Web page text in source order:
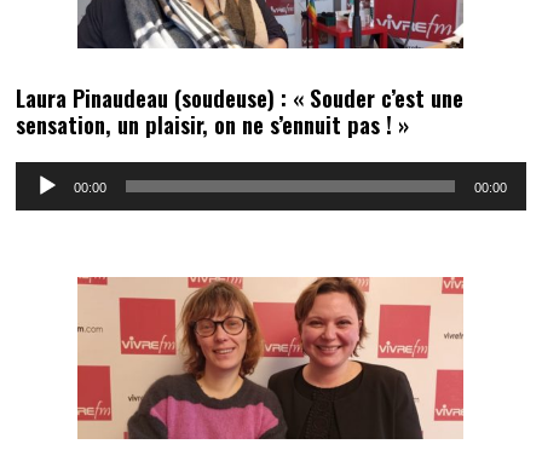
Laura Pinaudeau (soudeuse) : « Souder c’est une
sensation, un plaisir, on ne s’ennuit pas ! »
Lecteur
00:00 00:00